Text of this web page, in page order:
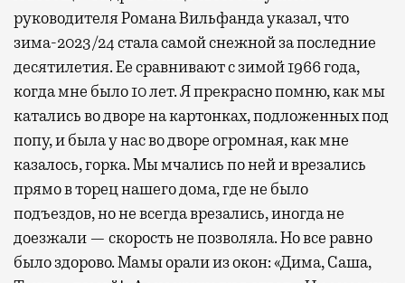
руководителя Романа Вильфанда указал, что
зима-2023/24 стала самой снежной за последние
десятилетия. Ее сравнивают с зимой 1966 года,
когда мне было 10 лет. Я прекрасно помню, как мы
катались во дворе на картонках, подложенных под
попу, и была у нас во дворе огромная, как мне
казалось, горка. Мы мчались по ней и врезались
прямо в торец нашего дома, где не было
подъездов, но не всегда врезались, иногда не
доезжали — скорость не позволяла. Но все равно
было здорово. Мамы орали из окон: «Дима, Саша,